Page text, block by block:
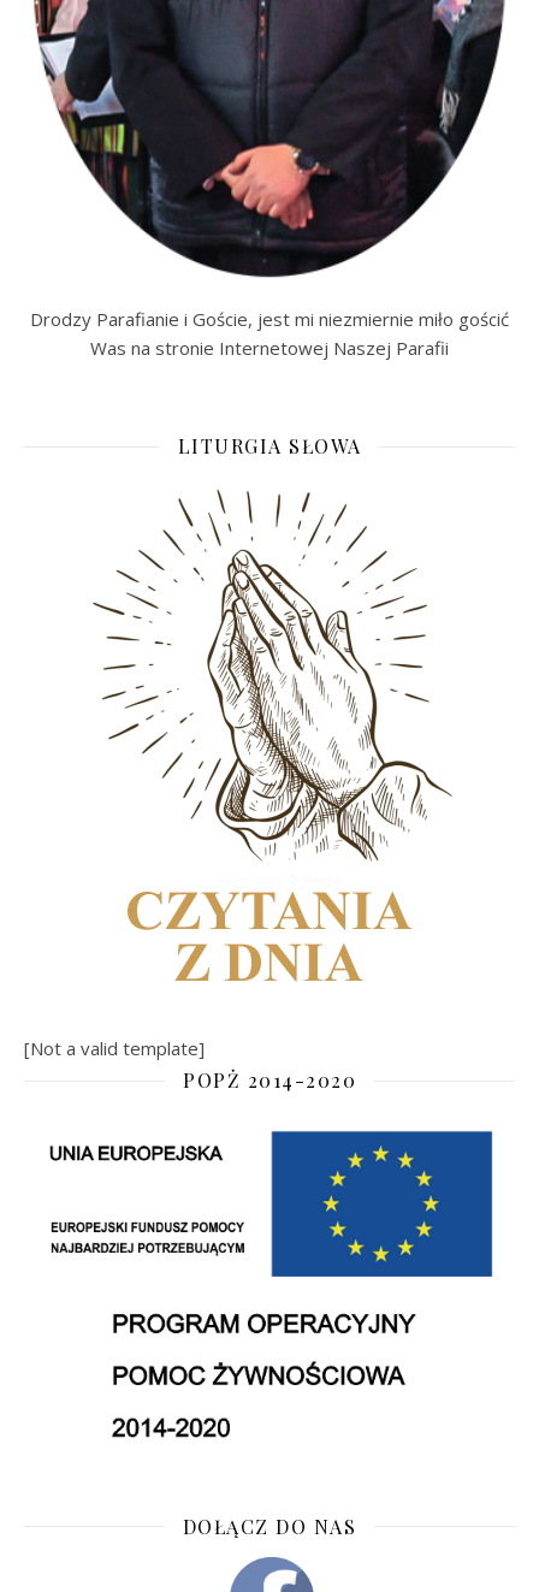
Drodzy Parafianie i Goście, jest mi niezmiernie miło gościć
Was na stronie Internetowej Naszej Parafii
LITURGIA SŁOWA
[Not a valid template]
POPŻ 2014-2020
DOŁĄCZ DO NAS